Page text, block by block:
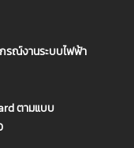
กรณ์งานระบบไฟฟ้า
ตามแบบ